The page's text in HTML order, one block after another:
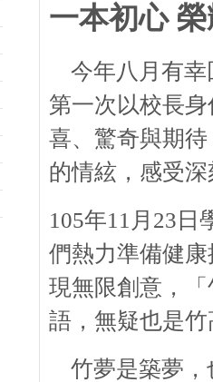
一本初心
今年八月有幸
第一次以校長
喜、驚奇與期
的情絃，感受
105年11 月 23 日
們熱力準備健
現無限創意，
語，無疑也是
竹夢是築夢